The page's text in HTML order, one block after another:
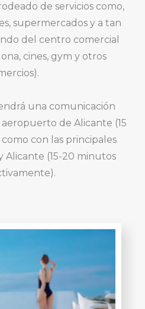
de servicios como,
supermercados y a tan
del centro comercial
cines, gym y otros
una comunicación
de Alicante (15
con las principales
Alicante (15-20 minutos